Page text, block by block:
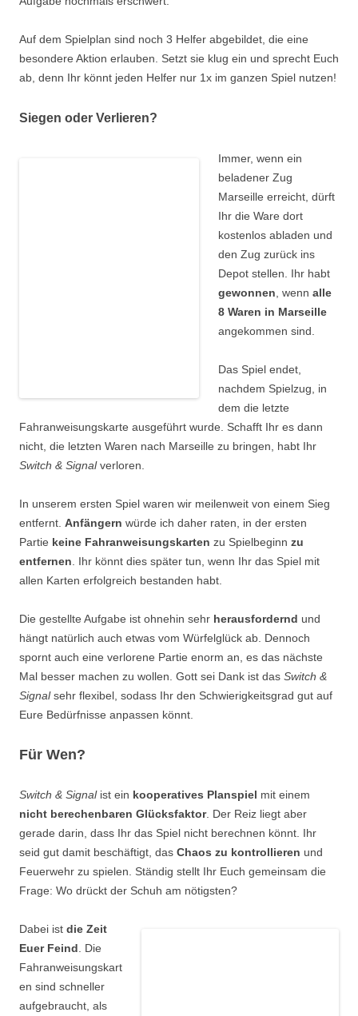
Auf dem Spielplan sind noch 3 Helfer abgebildet, die eine
besondere Aktion erlauben. Setzt sie klug ein und sprecht Euch
ab, denn Ihr könnt jeden Helfer nur 1x im ganzen Spiel nutzen!
Siegen oder Verlieren?
Immer, wenn ein
beladener Zug
Marseille erreicht, dürft
Ihr die Ware dort
kostenlos abladen und
den Zug zurück ins
Depot stellen. Ihr habt
gewonnen, wenn alle
8 Waren in Marseille
angekommen sind.
Das Spiel endet,
nachdem Spielzug, in
dem die letzte
Fahranweisungskarte ausgeführt wurde. Schafft Ihr es dann
nicht, die letzten Waren nach Marseille zu bringen, habt Ihr
Switch & Signalverloren.
In unserem ersten Spiel waren wir meilenweit von einem Sieg
entfernt. Anfängern würde ich daher raten, in der ersten
Partie keine Fahranweisungskarten zu Spielbeginn zu
entfernen. Ihr könnt dies später tun, wenn Ihr das Spiel mit
allen Karten erfolgreich bestanden habt.
Die gestellte Aufgabe ist ohnehin sehr herausfordernd und
hängt natürlich auch etwas vom Würfelglück ab. Dennoch
spornt auch eine verlorene Partie enorm an, es das nächste
Mal besser machen zu wollen. Gott sei Dank ist das Switch &
Signalsehr flexibel, sodass Ihr den Schwierigkeitsgrad gut auf
Eure Bedürfnisse anpassen könnt.
Für Wen?
Switch & Signalist ein kooperatives Planspiel mit einem
nicht berechenbaren Glücksfaktor. Der Reiz liegt aber
gerade darin, dass Ihr das Spiel nicht berechnen könnt. Ihr
seid gut damit beschäftigt, das Chaos zu kontrollieren und
Feuerwehr zu spielen. Ständig stellt Ihr Euch gemeinsam die
Frage: Wo drückt der Schuh am nötigsten?
Dabei ist die Zeit
Euer Feind. Die
Fahranweisungskart
en sind schneller
aufgebraucht, als